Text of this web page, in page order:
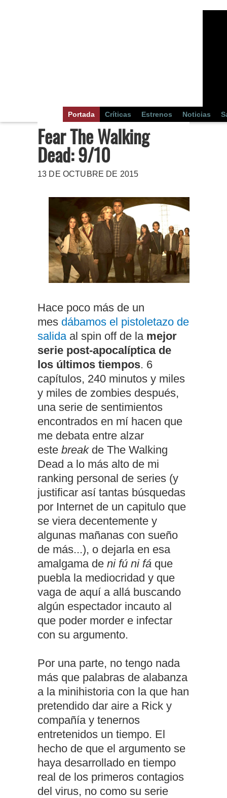
Portada Críticas Estrenos Noticias
Fear The Walking
Dead: 9/10
13 DE OCTUBRE DE 2015
Hace poco más de un
mes dábamos el pistoletazo de
salida al spin off de la mejor
serie post-apocalíptica de
los últimos tiempos. 6
capítulos, 240 minutos y miles
y miles de zombies después,
una serie de sentimientos
encontrados en mí hacen que
me debata entre alzar
este breakde The Walking
Dead a lo más alto de mi
ranking personal de series (y
justificar así tantas búsquedas
por Internet de un capitulo que
se viera decentemente y
algunas mañanas con sueño
de más...), o dejarla en esa
amalgama de ni fú ni fá que
puebla la mediocridad y que
vaga de aquí a allá buscando
algún espectador incauto al
que poder morder e infectar
con su argumento.
Por una parte, no tengo nada
más que palabras de alabanza
a la minihistoria con la que han
pretendido dar aire a Rick y
compañía y tenernos
entretenidos un tiempo. El
hecho de que el argumento se
haya desarrollado en tiempo
real de los primeros contagios
del virus, no como su serie